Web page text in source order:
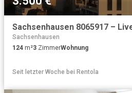
Sachsenhausen
124 m²3 ZimmerWohnung
Seit letzter Woche bei Rentola